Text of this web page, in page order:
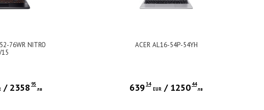
76WR NITRO
/ 2358 95
лв
ACER AL16-54P-54YH
639 34
EUR / 1250 44
лв